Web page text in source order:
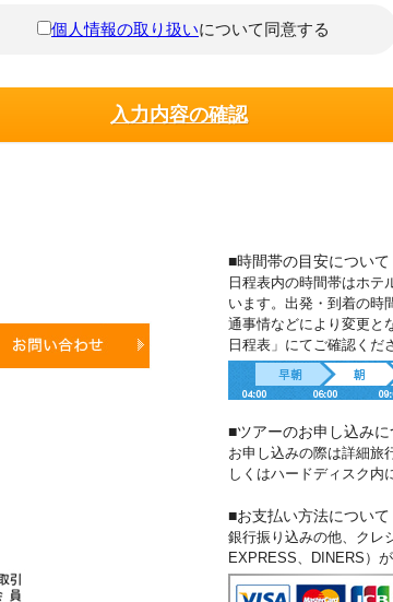
個人情報の取り扱いについて同意する
■時間帯の目安について
日程表内の時間帯はホテ
います。出発・到着の時
通事情などにより変更と
日程表」にてご確認くだ
■ツアーのお申し込みに
お申し込みの際は詳細旅
しくはハードディスク内
■お支払い方法について
銀行振り込みの他、クレ
EXPRESS、DINERS）